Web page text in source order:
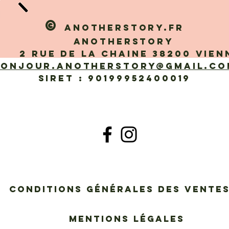
©
Anotherstory.fr
Anotherstory
rue de la Chaine 38200
SIRET : 90199952400019
Conditions générales des
Mentions légales